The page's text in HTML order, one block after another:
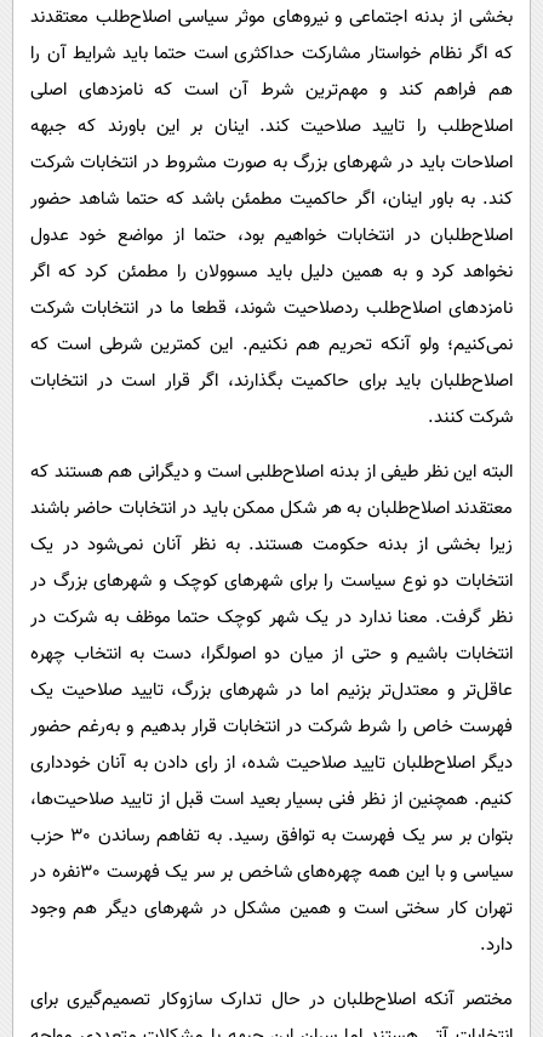
بخشی از بدنه اجتماعی و نیروهای موثر سیاسی اصلاح‌طلب معتقدند
که اگر نظام خواستار مشارکت حداکثری است حتما باید شرایط آن را
هم فراهم کند و مهم‌ترین شرط آن است که نامزدهای اصلی
اصلاح‌طلب را تایید صلاحیت کند. اینان بر این باورند که جبهه
اصلاحات باید در شهرهای بزرگ به صورت مشروط در انتخابات شرکت
کند. به باور اینان، اگر حاکمیت مطمئن باشد که حتما شاهد حضور
اصلاح‌طلبان در انتخابات خواهیم بود، حتما از مواضع خود عدول
نخواهد کرد و به همین دلیل باید مسوولان را مطمئن کرد که اگر
نامزدهای اصلاح‌طلب ردصلاحیت شوند، قطعا ما در انتخابات شرکت
نمی‌کنیم؛ ولو آنکه تحریم هم نکنیم. این کمترین شرطی است که
اصلاح‌طلبان باید برای حاکمیت بگذارند، اگر قرار است در انتخابات
شرکت کنند.
البته این نظر طیفی از بدنه اصلاح‌طلبی است و دیگرانی هم هستند که
معتقدند اصلاح‌طلبان به هر شکل ممکن باید در انتخابات حاضر باشند
زیرا بخشی از بدنه حکومت هستند. به نظر آنان نمی‌شود در یک
انتخابات دو نوع سیاست را برای شهرهای کوچک و شهرهای بزرگ در
نظر گرفت. معنا ندارد در یک شهر کوچک حتما موظف به شرکت در
انتخابات باشیم و حتی از میان دو اصولگرا، دست به انتخاب چهره
عاقل‌تر و معتدل‌تر بزنیم اما در شهرهای بزرگ، تایید صلاحیت یک
فهرست خاص را شرط شرکت در انتخابات قرار بدهیم و به‌رغم حضور
دیگر اصلاح‌طلبان تایید صلاحیت شده، از رای دادن به آنان خودداری
کنیم. همچنین از نظر فنی بسیار بعید است قبل از تایید صلاحیت‌ها،
بتوان بر سر یک فهرست به توافق رسید. به تفاهم رساندن 30 حزب
سیاسی و با این همه چهره‌های شاخص بر سر یک فهرست 30نفره در
تهران کار سختی است و همین مشکل در شهرهای دیگر هم وجود
دارد.
مختصر آنکه اصلاح‌طلبان در حال تدارک سازوکار تصمیم‌گیری برای